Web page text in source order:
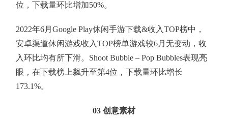
位，下载量环比增加50%。
2022年6月Google Play休闲手游下载&收入TOP榜中，
安卓渠道休闲游戏收入TOP榜单游戏较6月无变动，收
入环比均有所下滑。Shoot Bubble – Pop Bubbles表现亮
眼，在下载榜上飙升至第4位，下载量环比增长
173.1%。
03 创意素材